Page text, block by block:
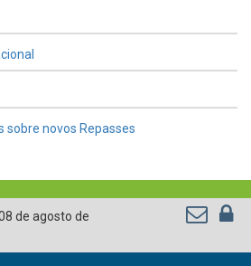
sobre novos Repasses
de agosto de